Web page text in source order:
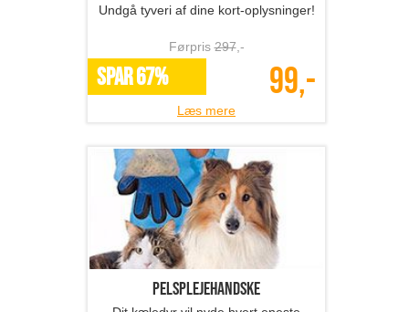
Undgå tyveri af dine kort-oplysninger!
Førpris297,-
SPAR 67% 99,-
Læs mere
Pelsplejehandske